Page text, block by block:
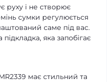
руху і не створює
сумки регулюється
саме під вас.
яка запобігає
має стильний та